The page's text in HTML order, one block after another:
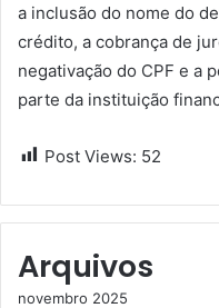
a inclusão do nome do
crédito, a cobrança de
negativação do CPF e a
parte da instituição
Post Views: 52
Arquivos
novembro 2025